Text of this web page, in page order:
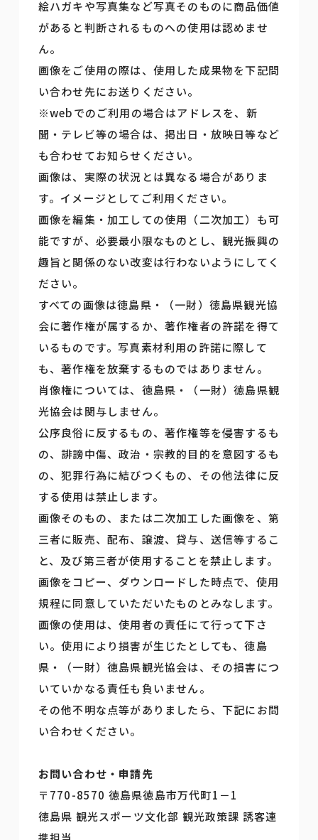
絵ハガキや写真集など写真そのものに商品価値
があると判断されるものへの使用は認めませ
ん。
画像をご使用の際は、使用した成果物を下記問
い合わせ先にお送りください。
※webでのご利用の場合はアドレスを、新
聞・テレビ等の場合は、掲出日・放映日等など
も合わせてお知らせください。
画像は、実際の状況とは異なる場合がありま
す。イメージとしてご利用ください。
画像を編集・加工しての使用（二次加工）も可
能ですが、必要最小限なものとし、観光振興の
趣旨と関係のない改変は行わないようにしてく
ださい。
すべての画像は徳島県・（一財）徳島県観光協
会に著作権が属するか、著作権者の許諾を得て
いるものです。写真素材利用の許諾に際して
も、著作権を放棄するものではありません。
肖像権については、徳島県・（一財）徳島県観
光協会は関与しません。
公序良俗に反するもの、著作権等を侵害するも
の、誹謗中傷、政治・宗教的目的を意図するも
の、犯罪行為に結びつくもの、その他法律に反
する使用は禁止します。
画像そのもの、または二次加工した画像を、第
三者に販売、配布、譲渡、貸与、送信等するこ
と、及び第三者が使用することを禁止します。
画像をコピー、ダウンロードした時点で、使用
規程に同意していただいたものとみなします。
画像の使用は、使用者の責任にて行って下さ
い。使用により損害が生じたとしても、徳島
県・（一財）徳島県観光協会は、その損害につ
いていかなる責任も負いません。
その他不明な点等がありましたら、下記にお問
い合わせください。
お問い合わせ・申請先
〒770-8570 徳島県徳島市万代町1－1
徳島県 観光スポーツ文化部 観光政策課 誘客連